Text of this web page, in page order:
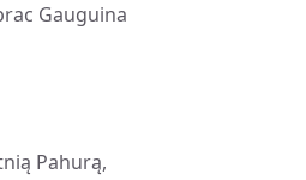
Gauguina
Pahurą,